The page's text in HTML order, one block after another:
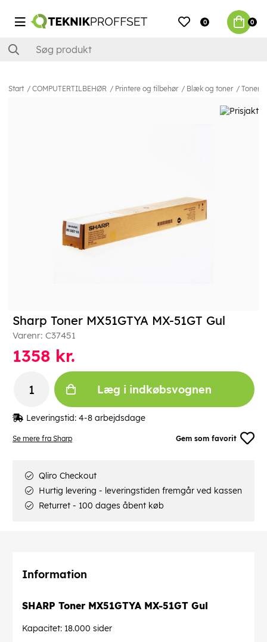
0 0
Start COMPUTERTILBEHØR Printere og tilbehør Blæk og toner Toner
Se mere fra Sharp Gem som favorit
Sharp Toner MX51GTYA MX-51GT Gul
Varenr: C37451
1358 kr.
Læg i indkøbsvognen
Leveringstid: 4-8 arbejdsdage
Qliro Checkout
Hurtig levering - leveringstiden fremgår ved kassen
Returret - 100 dages åbent køb
Information
SHARP Toner MX51GTYA MX-51GT Gul
Kapacitet: 18.000 sider